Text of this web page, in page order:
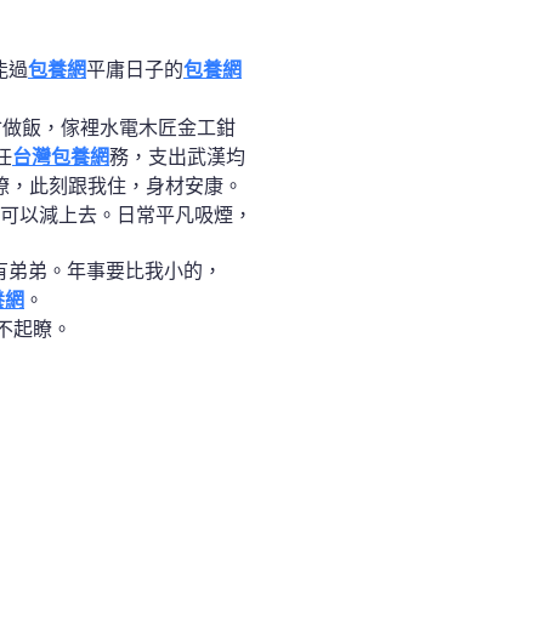
過包養網平庸日子的包養網
飯，傢裡水電木匠金工鉗
台灣包養網務，支出武漢均
此刻跟我住，身材安康。
以減上去。日常平凡吸煙，
弟。年事要比我小的，
。
起瞭。